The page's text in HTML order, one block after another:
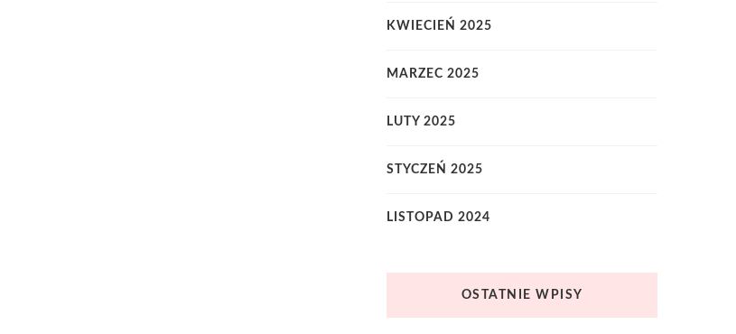
KWIECIEŃ 2025
MARZEC 2025
LUTY 2025
STYCZEŃ 2025
LISTOPAD 2024
OSTATNIE WPISY